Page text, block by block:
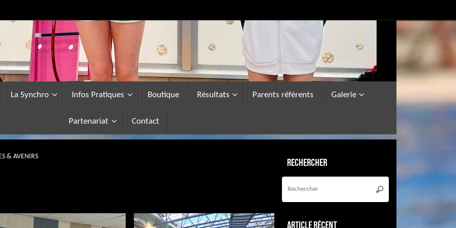
La Synchro Infos Pratiques Boutique Résultats Parents référents Galerie
Partenariat Contact
& AVENIRS
Rechercher
Recherche
Rechercher
Article récent